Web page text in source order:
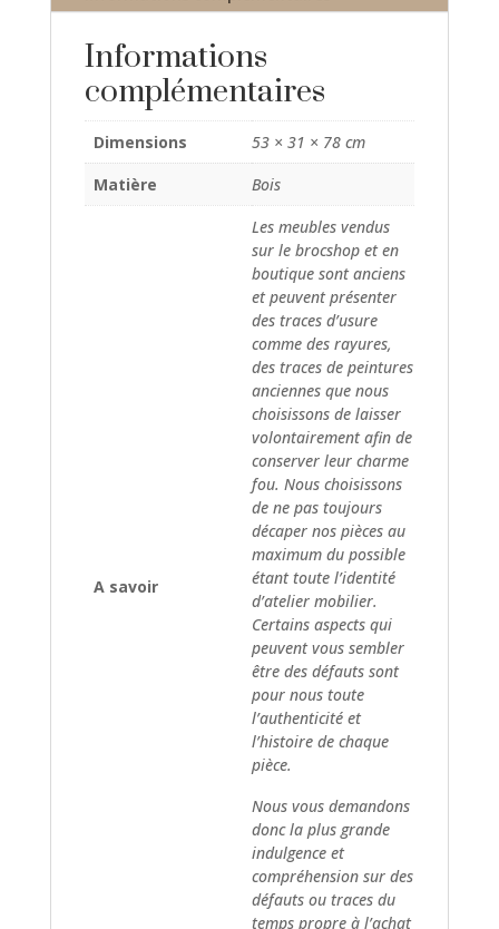
Informations
complémentaires
Dimensions
53 × 31 × 78 cm
Matière
Bois
A savoir
Les meubles vendus
sur le brocshop et en
boutique sont anciens
et peuvent présenter
des traces d’usure
comme des rayures,
des traces de peintures
anciennes que nous
choisissons de laisser
volontairement afin de
conserver leur charme
fou. Nous choisissons
de ne pas toujours
décaper nos pièces au
maximum du possible
étant toute l’identité
d’atelier mobilier.
Certains aspects qui
peuvent vous sembler
être des défauts sont
pour nous toute
l’authenticité et
l’histoire de chaque
pièce.
Nous vous demandons
donc la plus grande
indulgence et
compréhension sur des
défauts ou traces du
temps propre à l’achat